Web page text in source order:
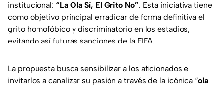
institucional: “La Ola Sí, El Grito No”. Esta iniciativa tiene
como objetivo principal erradicar de forma definitiva el
grito homofóbico y discriminatorio en los estadios,
evitando así futuras sanciones de la FIFA.
La propuesta busca sensibilizar a los aficionados e
invitarlos a canalizar su pasión a través de la icónica “ola